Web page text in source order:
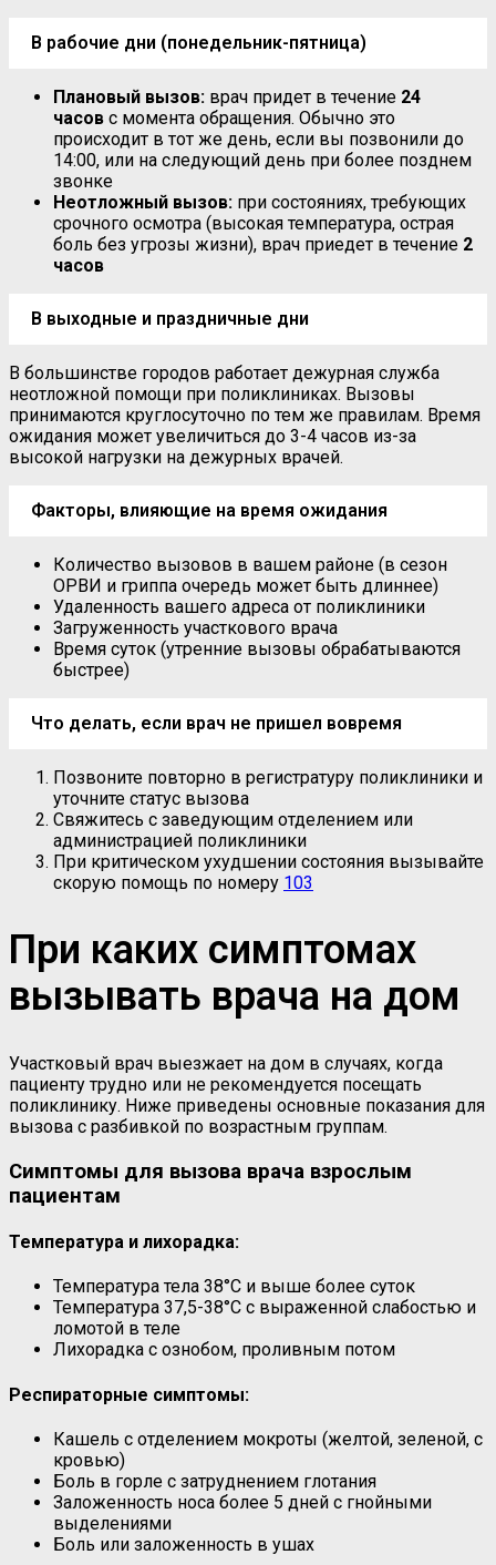
В рабочие дни (понедельник-пятница)
Плановый вызов: врач придет в течение 24
часов с момента обращения. Обычно это
происходит в тот же день, если вы позвонили до
14:00, или на следующий день при более позднем
звонке
Неотложный вызов: при состояниях, требующих
срочного осмотра (высокая температура, острая
боль без угрозы жизни), врач приедет в течение 2
часов
В выходные и праздничные дни
В большинстве городов работает дежурная служба
неотложной помощи при поликлиниках. Вызовы
принимаются круглосуточно по тем же правилам. Время
ожидания может увеличиться до 3-4 часов из-за
высокой нагрузки на дежурных врачей.
Факторы, влияющие на время ожидания
Количество вызовов в вашем районе (в сезон
ОРВИ и гриппа очередь может быть длиннее)
Удаленность вашего адреса от поликлиники
Загруженность участкового врача
Время суток (утренние вызовы обрабатываются
быстрее)
Что делать, если врач не пришел вовремя
Позвоните повторно в регистратуру поликлиники и
уточните статус вызова
Свяжитесь с заведующим отделением или
администрацией поликлиники
При критическом ухудшении состояния вызывайте
скорую помощь по номеру 103
При каких симптомах
вызывать врача на дом
Участковый врач выезжает на дом в случаях, когда
пациенту трудно или не рекомендуется посещать
поликлинику. Ниже приведены основные показания для
вызова с разбивкой по возрастным группам.
Симптомы для вызова врача взрослым
пациентам
Температура и лихорадка:
Температура тела 38°C и выше более суток
Температура 37,5-38°C с выраженной слабостью и
ломотой в теле
Лихорадка с ознобом, проливным потом
Респираторные симптомы:
Кашель с отделением мокроты (желтой, зеленой, с
кровью)
Боль в горле с затруднением глотания
Заложенность носа более 5 дней с гнойными
выделениями
Боль или заложенность в ушах